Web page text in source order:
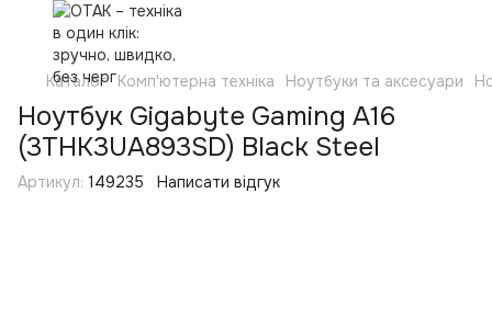
Каталог Комп'ютерна техніка Ноутбуки та аксесуари
Ноутбук Gigabyte Gaming A16
(3THK3UA893SD) Black Steel
Артикул: 149235 Написати відгук